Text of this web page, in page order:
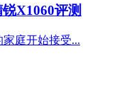
X1060评测
庭开始接受...